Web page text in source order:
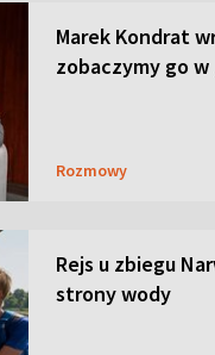
Marek Kondrat
zobaczymy go w
Rozmowy
Rejs u zbiegu
strony wody